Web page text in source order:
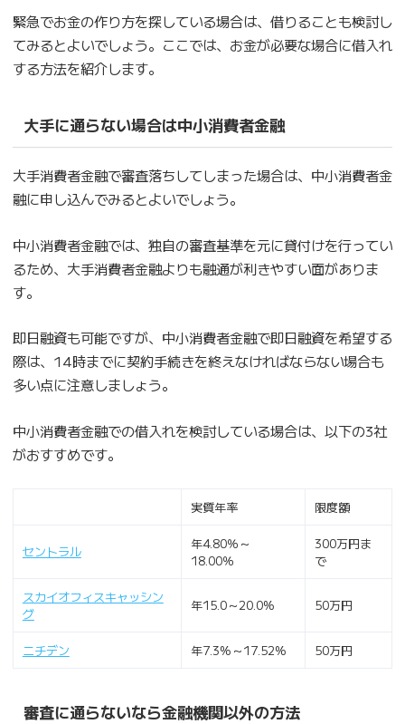
緊急でお金の作り方を探している場合は、借りることも検討し
てみるとよいでしょう。ここでは、お金が必要な場合に借入れ
する方法を紹介します。
大手に通らない場合は中小消費者金融
大手消費者金融で審査落ちしてしまった場合は、中小消費者金
融に申し込んでみるとよいでしょう。
中小消費者金融では、独自の審査基準を元に貸付けを行ってい
るため、大手消費者金融よりも融通が利きやすい面がありま
す。
即日融資も可能ですが、中小消費者金融で即日融資を希望する
際は、14時までに契約手続きを終えなければならない場合も
多い点に注意しましょう。
中小消費者金融での借入れを検討している場合は、以下の3社
がおすすめです。
実質年率 限度額
セントラル
年4.80％～
18.00％
300万円ま
で
スカイオフィスキャッシン
グ
年15.0～20.0% 50万円
ニチデン 年7.3%～17.52% 50万円
審査に通らないなら金融機関以外の方法